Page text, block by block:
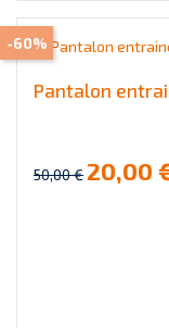
Pantalon
50,00 € 20,00
-60%